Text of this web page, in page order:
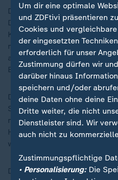
Die jemenitischen Huthi-
Donnerstag ein Video, das
Kämpfer auf dem Tanker
maskierte Männer
anbringen und diesen dann
Brände an Bord auslöst.
Die einem griechischen
Sounion" war nach Angaben
maritime Sicherheit
Hafen von Hodeida von den
worden.
Die 25-köpfige Besatzung
Um dir eine optimale
und ZDFtivi präsentieren
Cookies und
der eingesetzten
erforderlich für unser
Zustimmung dürfen wir
darüber hinaus
speichern und/oder
deine Daten ohne deine
Dritte weiter, die nicht
Dienstleister sind. Wir
auch nicht zu
Zustimmungspflichtige
• Personalisierung:Die